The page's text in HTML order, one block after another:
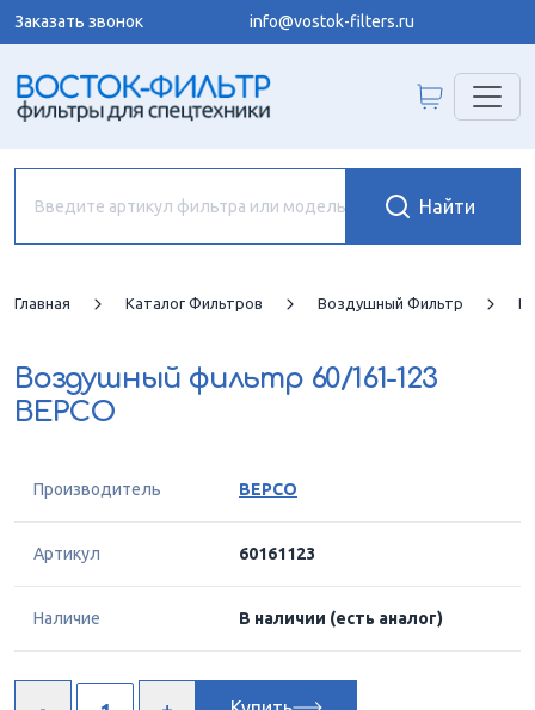
Заказать звонок info@vostok-filters.ru
Главная Каталог Фильтров Воздушный Фильтр
Воздушный фильтр 60/161-123
BEPCO
Производитель BEPCO
Артикул 60161123
Наличие В наличии (есть аналог)